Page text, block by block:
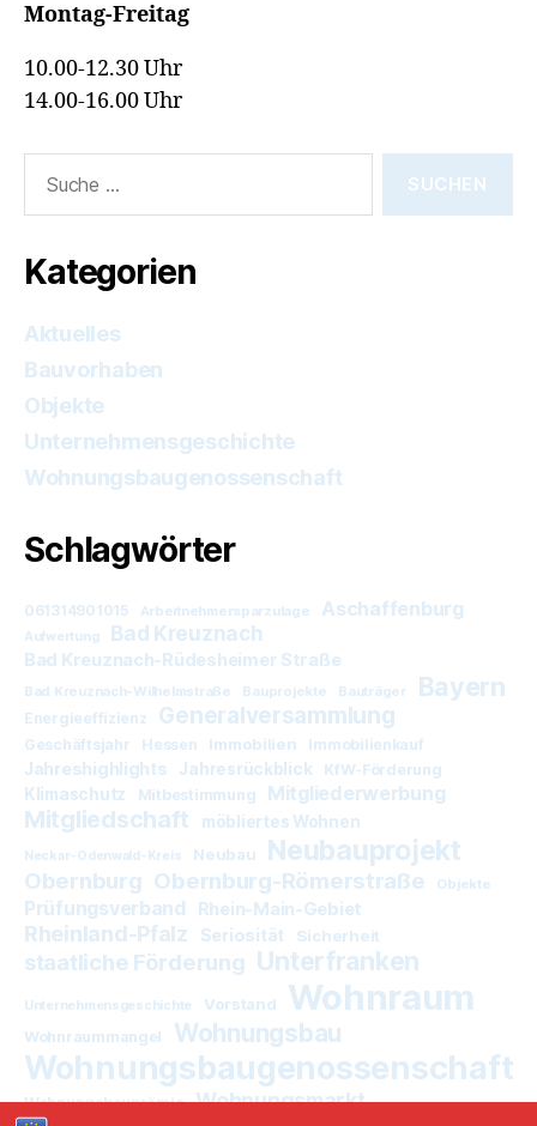
Montag-Freitag
10.00-12.30 Uhr
14.00-16.00 Uhr
nach:
Kategorien
Aktuelles
Bauvorhaben
Objekte
Unternehmensgeschichte
Wohnungsbaugenossenschaft
Schlagwörter
061314901015 Arbeitnehmersparzulage Aschaffenburg
Aufwertung Bad Kreuznach
Bad Kreuznach-Rüdesheimer Straße
Bad Kreuznach-Wilhelmstraße Bauprojekte Bauträger Bayern
Energieeffizienz Generalversammlung
Geschäftsjahr Hessen Immobilien Immobilienkauf
Jahreshighlights Jahresrückblick KfW-Förderung
Klimaschutz Mitbestimmung Mitgliederwerbung
Mitgliedschaft möbliertes Wohnen
Neckar-Odenwald-Kreis Neubau Neubauprojekt
Obernburg Obernburg-Römerstraße Objekte
Prüfungsverband Rhein-Main-Gebiet
Rheinland-Pfalz Seriosität Sicherheit
staatliche Förderung Unterfranken
Unternehmensgeschichte Vorstand Wohnraum
Wohnraummangel Wohnungsbau
Wohnungsbaugenossenschaft
Wohnungsbauprämie Wohnungsmarkt